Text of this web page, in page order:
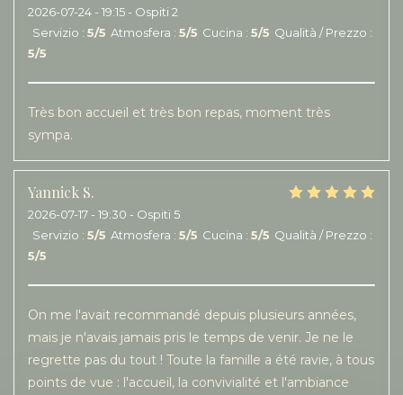
2026-07-24 - 19:15 - Ospiti 2
Servizio : 5/5 Atmosfera : 5/5 Cucina : 5/5 Qualità / Prezzo :
5/5
Très bon accueil et très bon repas, moment très
sympa.
Yannick S
2026-07-17 - 19:30 - Ospiti 5
Servizio : 5/5 Atmosfera : 5/5 Cucina : 5/5 Qualità / Prezzo :
5/5
On me l'avait recommandé depuis plusieurs années,
mais je n'avais jamais pris le temps de venir. Je ne le
regrette pas du tout ! Toute la famille a été ravie, à tous
points de vue : l'accueil, la convivialité et l'ambiance